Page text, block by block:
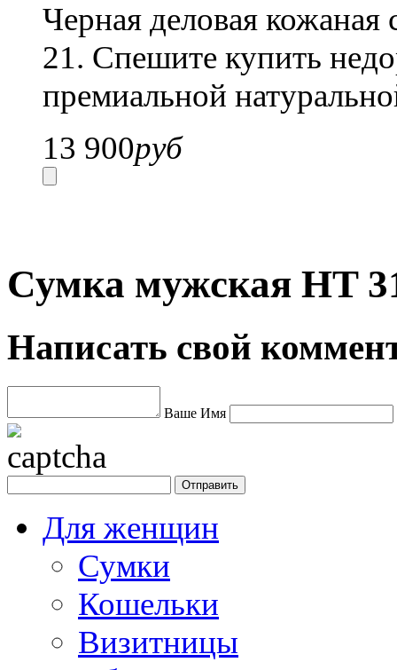
Черная деловая
21. Спешите купить
премиальной
13 900руб
Сумка мужская HT
Написать свой
Ваше Имя
Для женщин
Сумки
Кошельки
Визитницы